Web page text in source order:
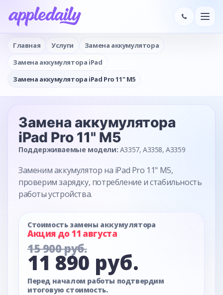
Главная Услуги
Замена аккумулятора
Замена аккумулятора iPad
Замена аккумулятора iPad Pro 11" M5
Замена аккумулятора
iPad Pro 11" M5
Поддерживаемые модели: A3357, A3358, A3359
Заменим аккумулятор на iPad Pro 11" M5,
проверим зарядку, потребление и стабильность
работы устройства.
Стоимость замены аккумулятора
Акция до 11 августа
15 900 руб.
11 890 руб.
Перед началом работы подтвердим
итоговую стоимость.